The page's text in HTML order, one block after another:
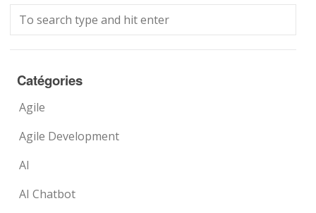
Catégories
Agile
Agile Development
AI
AI Chatbot